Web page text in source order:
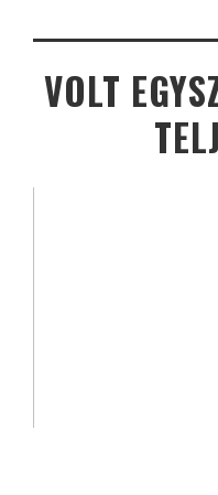
VOLT